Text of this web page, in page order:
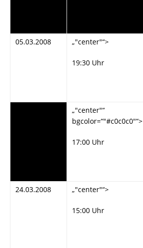
05.03.2008 „"center"“>
19:30 Uhr
„"center"“
bgcolor=“"#c0c0c0"“>
17:00 Uhr
24.03.2008 „"center"“>
15:00 Uhr